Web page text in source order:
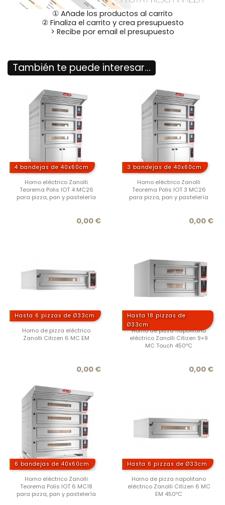
① Añade los productos al carrito
② Finaliza el carrito y crea presupuesto
> Recibe por email el presupuesto
También te puede interesar...
4 bandejas de 40x60cm
Horno eléctrico Zanolli
Teorema Polis IOT 4 MC26
para pizza, pan y pastelería
Precio
0,00 €
3 bandejas de 40x60cm
Horno eléctrico Zanolli
Teorema Polis IOT 3 MC26
para pizza, pan y pastelería
0,00 €
Hasta 6 pizzas de Ø33cm
Horno de pizza eléctrico
Zanolli Citizen 6 MC EM
Precio
0,00 €
Hasta 18 pizzas de
Ø33cm
Horno de pizza napolitano
eléctrico Zanolli Citizen 9+9
MC Touch 450ºC
0,00 €
6 bandejas de 40x60cm
Horno eléctrico Zanolli
Teorema Polis IOT 6 MC18
para pizza, pan y pastelería
Hasta 6 pizzas de Ø33cm
Horno de pizza napolitano
eléctrico Zanolli Citizen 6 MC
EM 450ºC